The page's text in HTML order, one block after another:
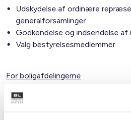
Udskydelse af ordinære
generalforsamlinger
Godkendelse og indsendelse af
Valg bestyrelsesmedlemmer
For boligafdelingerne
Udskydelse eller aflysning af